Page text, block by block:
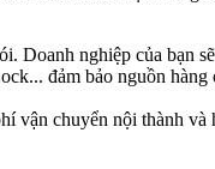
Doanh nghiệp của bạn
đảm bảo nguồn
vận chuyển nội thành